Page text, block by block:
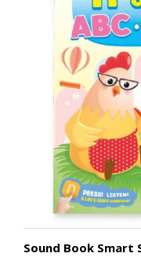
Sound Book Smart